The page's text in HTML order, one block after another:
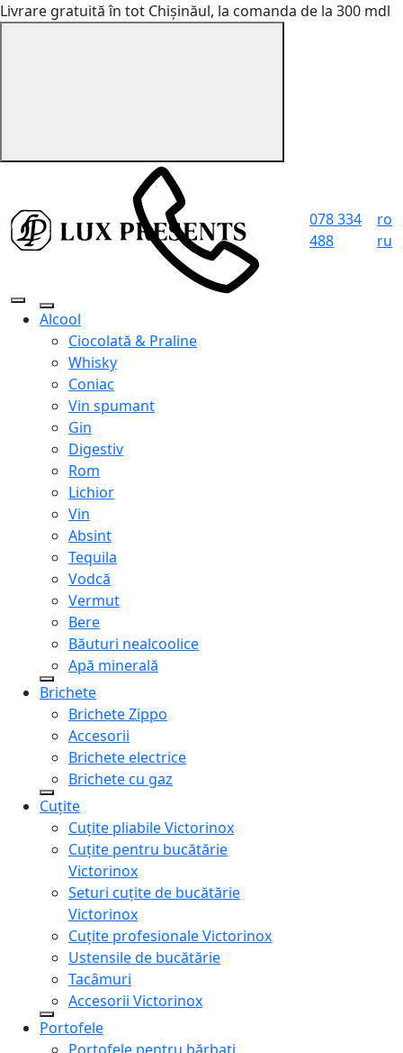
Livrare gratuită în tot Chișinăul, la comanda de la 300 mdl
078 334
488
ro
ru
Alcool
Ciocolată & Praline
Whisky
Coniac
Vin spumant
Gin
Digestiv
Rom
Lichior
Vin
Absint
Tequila
Vodcă
Vermut
Bere
Băuturi nealcoolice
Apă minerală
Brichete
Brichete Zippo
Accesorii
Brichete electrice
Brichete cu gaz
Cuțite
Cuțite pliabile Victorinox
Cuțite pentru bucătărie
Victorinox
Seturi cuțite de bucătărie
Victorinox
Cuțite profesionale Victorinox
Ustensile de bucătărie
Tacâmuri
Accesorii Victorinox
Portofele